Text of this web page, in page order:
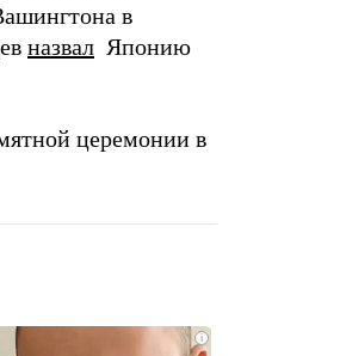
в
назвал Японию
церемонии в
i